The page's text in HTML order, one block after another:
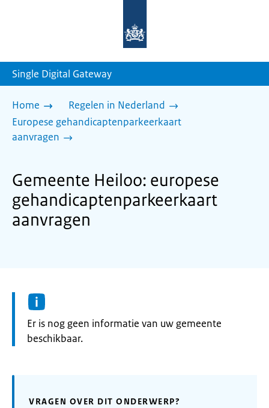
homepage
Single Digital Gateway
Home
Regelen in Nederland
Europese gehandicaptenparkeerkaart
aanvragen
Gemeente Heiloo: europese
gehandicaptenparkeerkaart
aanvragen
Informatie:
Er is nog geen informatie van uw gemeente
beschikbaar.
VRAGEN OVER DIT ONDERWERP?